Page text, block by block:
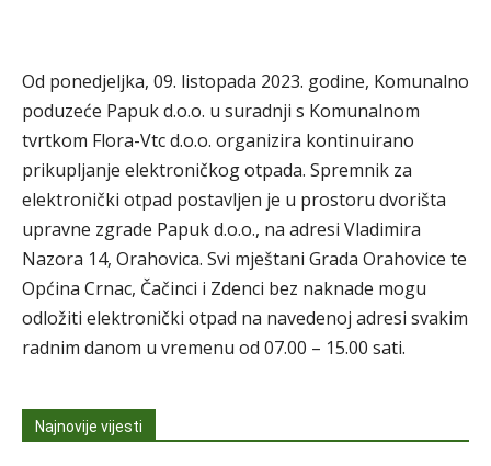
Od ponedjeljka, 09. listopada 2023. godine, Komunalno
poduzeće Papuk d.o.o. u suradnji s Komunalnom
tvrtkom Flora-Vtc d.o.o. organizira kontinuirano
prikupljanje elektroničkog otpada. Spremnik za
elektronički otpad postavljen je u prostoru dvorišta
upravne zgrade Papuk d.o.o., na adresi Vladimira
Nazora 14, Orahovica. Svi mještani Grada Orahovice te
Općina Crnac, Čačinci i Zdenci bez naknade mogu
odložiti elektronički otpad na navedenoj adresi svakim
radnim danom u vremenu od 07.00 – 15.00 sati.
Najnovije vijesti